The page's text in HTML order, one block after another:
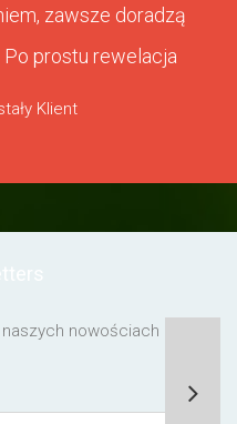
zawsze doradzą
Po prostu rewelacja
Klient
nowościach lub o